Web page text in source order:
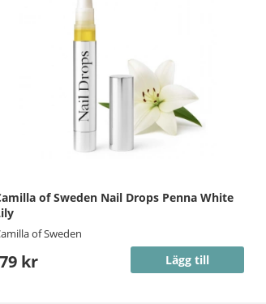
of Sweden Nail Drops Penna White
of Sweden
79 kr Lägg till